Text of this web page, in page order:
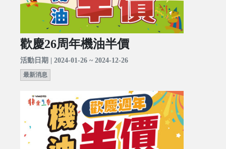
歡慶26周年機油半價
活動日期 | 2024-01-26 ~ 2024-12-26
最新消息